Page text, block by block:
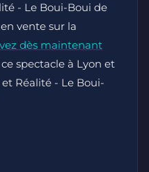
- Le Boui-Boui de
vente sur la
dès maintenant
spectacle à Lyon et
Réalité - Le Boui-